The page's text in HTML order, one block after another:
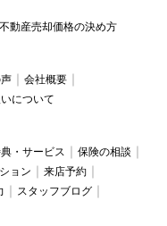
不動産売却価格の決め方
会社概要
について
・サービス
保険の相談
ョン
来店予約
スタッフブログ